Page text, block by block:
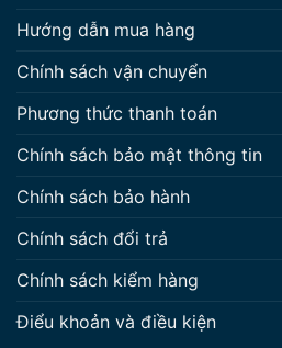
Hướng dẫn mua hàng
Chính sách vận chuyển
Phương thức thanh toán
Chính sách bảo mật thông tin
Chính sách bảo hành
Chính sách đổi trả
Chính sách kiểm hàng
Điểu khoản và điều kiện